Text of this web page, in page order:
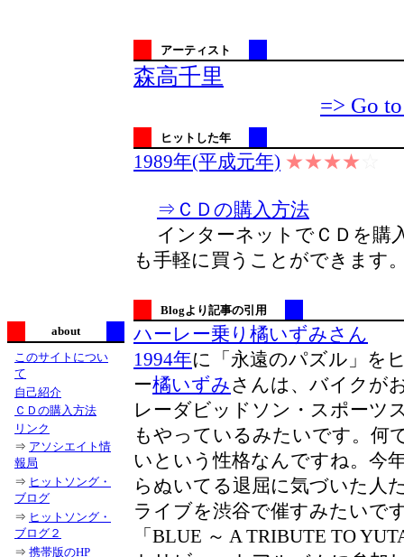
about
このサイトについ
て
自己紹介
ＣＤの購入方法
リンク
⇒ アソシエイト情
報局
⇒ ヒットソング・
ブログ
⇒ ヒットソング・
ブログ２
⇒ 携帯版のHP
アーティスト
森高千里
=> Go
ヒットした年
1989年(平成元年) ★★★★
⇒ＣＤの購入方法
インターネットでＣＤを購
も手軽に買うことができます
Blogより記事の引用
ハーレー乗り橘いずみさん
1994年に「永遠のパズル」を
ー橘いずみさんは、バイクが
レーダビッドソン・スポーツ
もやっているみたいです。何
いという性格なんですね。今
らぬいてる退屈に気づいた人
ライブを渋谷で催すみたいで
「BLUE ～ A TRIBUTE TO